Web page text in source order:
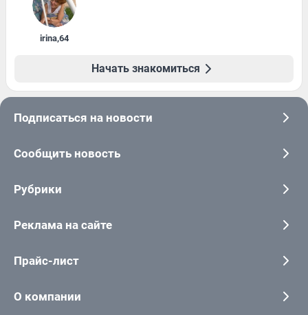
irina,64
Начать знакомиться
Подписаться на новости
Сообщить новость
Рубрики
Реклама на сайте
Прайс-лист
О компании